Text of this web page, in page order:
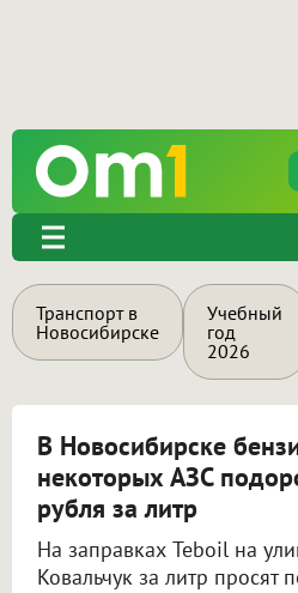
Транспорт в
Новосибирске
Учебный
год
2026
В Новосибирске
некоторых АЗС
рубля за литр
На заправках Teboil на
Ковальчук за литр просят